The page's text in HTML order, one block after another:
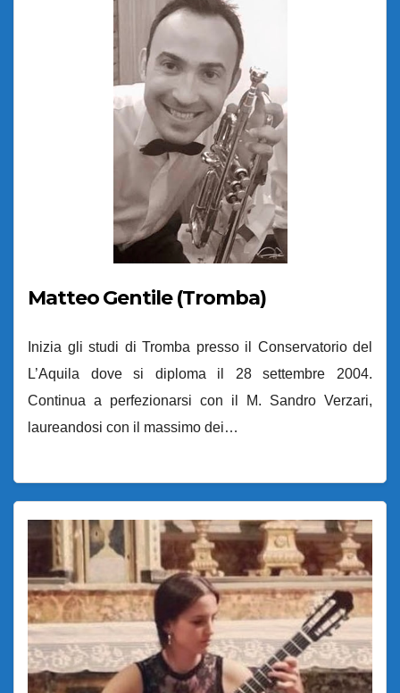
Matteo Gentile (Tromba)
Inizia gli studi di Tromba presso il Conservatorio del
L’Aquila dove si diploma il 28 settembre 2004.
Continua a perfezionarsi con il M. Sandro Verzari,
laureandosi con il massimo dei…